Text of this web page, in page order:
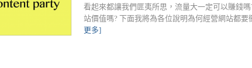
看起來都讓我們匪夷所思，流量大一定可以賺錢
站價值嗎? 下面我將為各位說明為何經營網站都
更多]